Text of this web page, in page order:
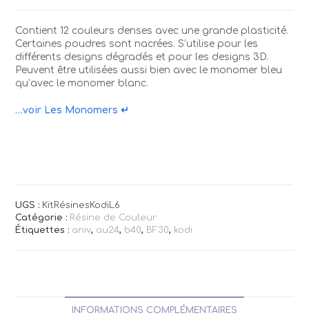
Kodi
L6
Contient 12 couleurs denses avec une grande plasticité.
Certaines poudres sont nacrées. S’utilise pour les
différents designs dégradés et pour les designs 3D.
Peuvent être utilisées aussi bien avec le monomer bleu
qu’avec le monomer blanc.
…voir Les Monomers ↵
UGS : KitRésinesKodiL6
Catégorie : Résine de Couleur
Étiquettes : aniv, au24, b40, BF30, kodi
INFORMATIONS COMPLÉMENTAIRES